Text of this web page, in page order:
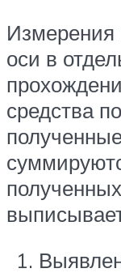
Измерения
оси в
средства